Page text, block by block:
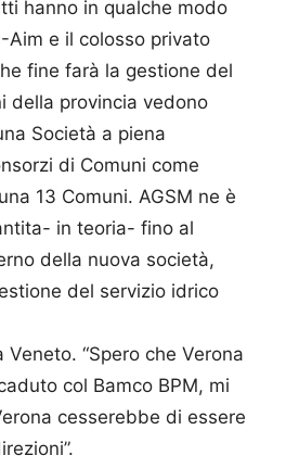
hanno in qualche modo
Aim e il colosso privato
fine farà la gestione del
della provincia vedono
Società a piena
di Comuni come
13 Comuni. AGSM ne è
in teoria- fino al
della nuova società,
del servizio idrico
“Spero che Verona
col Bamco BPM, mi
cesserebbe di essere